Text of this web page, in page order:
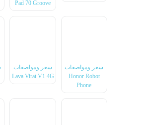
Pad 70 Groove
سعر ومواصفات
Honor Robot
Phone
سعر ومواصفات
Lava Virat V1 4G